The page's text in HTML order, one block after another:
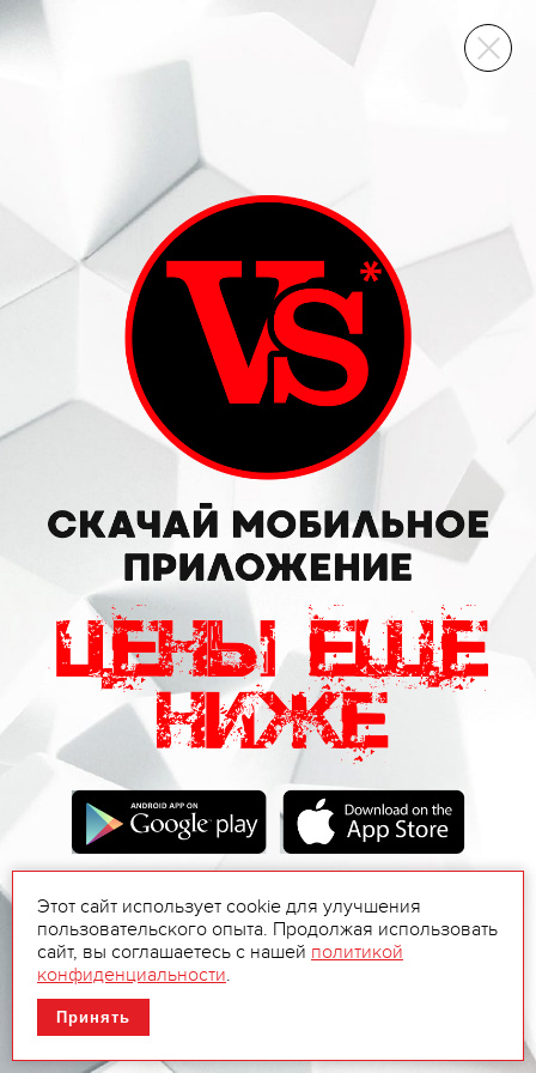
ВИННЫЙ СКЛАД
Этот сайт использует cookie для улучшения
пользовательского опыта. Продолжая использовать
сайт, вы соглашаетесь с нашей политикой
конфиденциальности.
Принять